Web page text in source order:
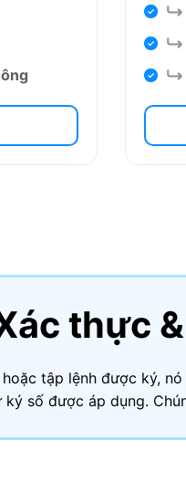
thực
tập lệnh được ký,
số được áp dụng.